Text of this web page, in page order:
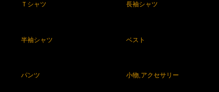
Ｔシャツ 長袖シャツ
半袖シャツ ベスト
パンツ 小物,アクセサリー